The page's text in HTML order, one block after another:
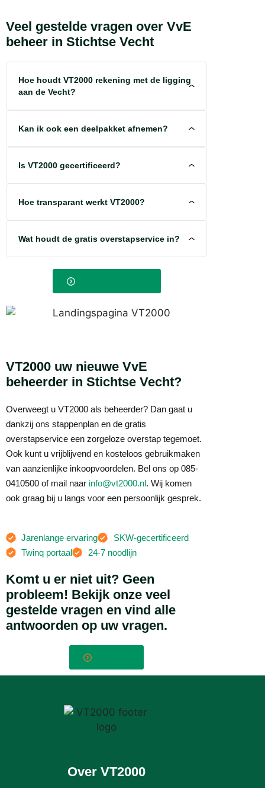
Veel gestelde vragen over VvE
beheer in Stichtse Vecht
Hoe houdt VT2000 rekening met de ligging
aan de Vecht?
Kan ik ook een deelpakket afnemen?
Is VT2000 gecertificeerd?
Hoe transparant werkt VT2000?
Wat houdt de gratis overstapservice in?
Meer over VT2000
VT2000 uw nieuwe VvE
beheerder in Stichtse Vecht?
Overweegt u VT2000 als beheerder? Dan gaat u
dankzij ons stappenplan en de gratis
overstapservice een zorgeloze overstap tegemoet.
Ook kunt u vrijblijvend en kosteloos gebruikmaken
van aanzienlijke inkoopvoordelen. Bel ons op 085-
0410500 of mail naar info@vt2000.nl. Wij komen
ook graag bij u langs voor een persoonlijk gesprek.
Jarenlange ervaring
SKW-gecertificeerd
Twinq portaal
24-7 noodlijn
Komt u er niet uit? Geen
probleem! Bekijk onze veel
gestelde vragen en vind alle
antwoorden op uw vragen.
Over VT2000